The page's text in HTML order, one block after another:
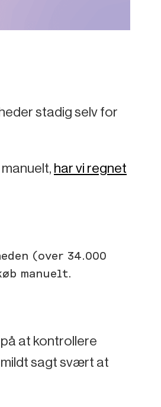
stadig selv for
har vi regnet
(over 34.000
manuelt.
at kontrollere
sagt svært at